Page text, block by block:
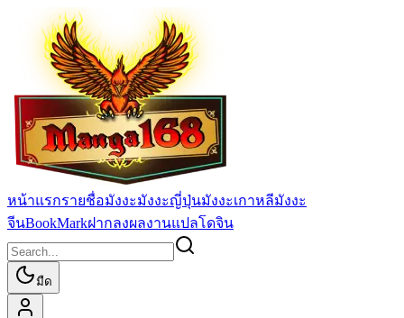
หน้าแรกรายชื่อมังงะมังงะญี่ปุ่นมังงะเกาหลีมังงะ
จีนBookMarkฝากลงผลงานแปลโดจิน
มืด